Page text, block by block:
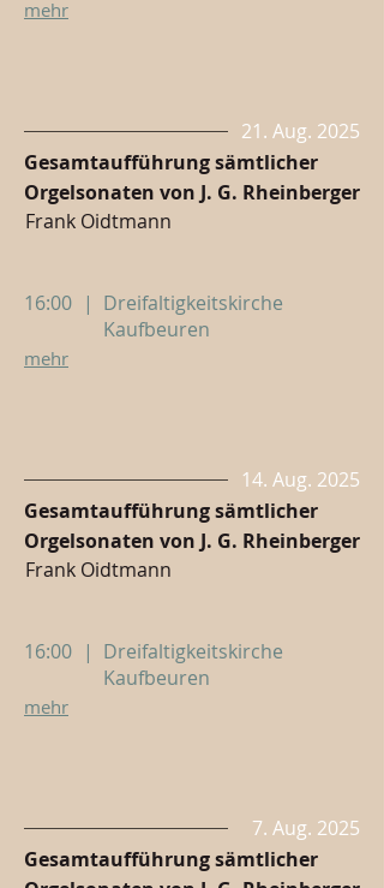
mehr
21. Aug. 2025
Gesamtaufführung sämtlicher
Orgelsonaten von J. G. Rheinberger
Frank Oidtmann
16:00 | Dreifaltigkeitskirche
Kaufbeuren
mehr
14. Aug. 2025
Gesamtaufführung sämtlicher
Orgelsonaten von J. G. Rheinberger
Frank Oidtmann
16:00 | Dreifaltigkeitskirche
Kaufbeuren
mehr
7. Aug. 2025
Gesamtaufführung sämtlicher